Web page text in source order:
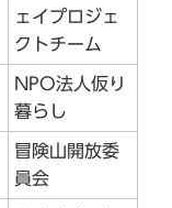
ェイプロジェ
クトチーム
NPO法人仮り
暮らし
冒険山開放委
員会